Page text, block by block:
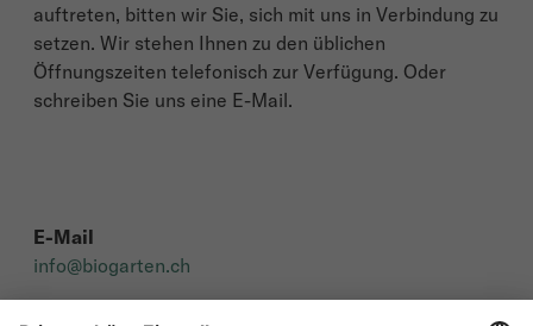
auftreten, bitten wir Sie, sich mit uns in Verbindung zu
setzen. Wir stehen Ihnen zu den üblichen
Öffnungszeiten telefonisch zur Verfügung. Oder
schreiben Sie uns eine E-Mail.
E-Mail
info@biogarten.ch